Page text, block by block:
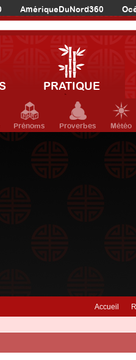
AmériqueDuNord360
PRATIQUE
Prénoms Proverbes Météo
Accueil